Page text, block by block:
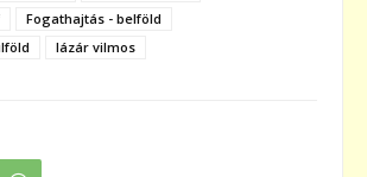
Fogathajtás - belföld
lázár vilmos